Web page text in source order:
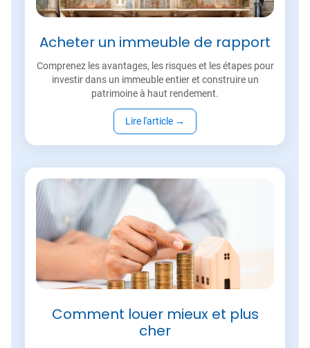
Acheter un immeuble de rapport
Comprenez les avantages, les risques et les étapes pour
investir dans un immeuble entier et construire un
patrimoine à haut rendement.
Lire l'article →
Comment louer mieux et plus
cher